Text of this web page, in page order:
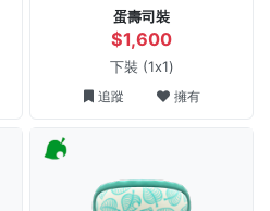
蛋壽司裝
$1,600
下裝 (1x1)
追蹤 擁有